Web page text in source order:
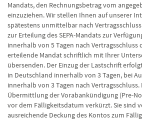
Mandats, den Rechnungsbetrag vom
einzuziehen. Wir stellen Ihnen auf unserer
spätestens unmittelbar nach
zur Erteilung des SEPA-Mandats zur
innerhalb von 5 Tagen nach Vertragsschluss
erteilende Mandat schriftlich mit Ihrer
übersenden. Der Einzug der Lastschrift
in Deutschland innerhalb von 3 Tagen, bei
innerhalb von 3 Tagen nach Vertragsschluss.
Übermittlung der Vorabankündigung (Pre-
vor dem Fälligkeitsdatum verkürzt. Sie sind
ausreichende Deckung des Kontos zum